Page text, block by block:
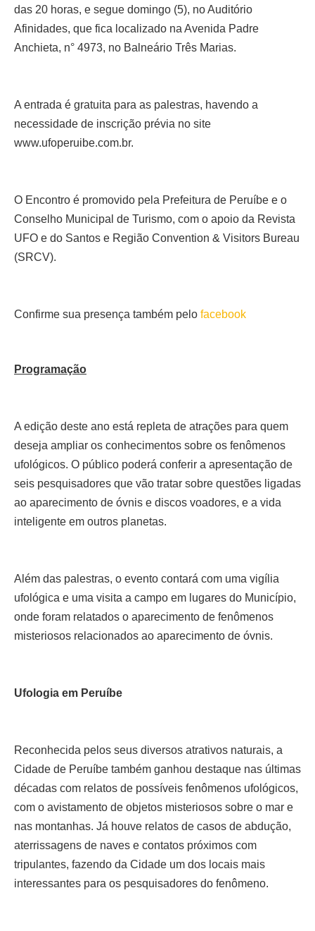
das 20 horas, e segue domingo (5), no Auditório
Afinidades, que fica localizado na Avenida Padre
Anchieta, n° 4973, no Balneário Três Marias.
A entrada é gratuita para as palestras, havendo a
necessidade de inscrição prévia no site
www.ufoperuibe.com.br.
O Encontro é promovido pela Prefeitura de Peruíbe e o
Conselho Municipal de Turismo, com o apoio da Revista
UFO e do Santos e Região Convention & Visitors Bureau
(SRCV).
Confirme sua presença também pelo facebook
Programação
A edição deste ano está repleta de atrações para quem
deseja ampliar os conhecimentos sobre os fenômenos
ufológicos. O público poderá conferir a apresentação de
seis pesquisadores que vão tratar sobre questões ligadas
ao aparecimento de óvnis e discos voadores, e a vida
inteligente em outros planetas.
Além das palestras, o evento contará com uma vigília
ufológica e uma visita a campo em lugares do Município,
onde foram relatados o aparecimento de fenômenos
misteriosos relacionados ao aparecimento de óvnis.
Ufologia em Peruíbe
Reconhecida pelos seus diversos atrativos naturais, a
Cidade de Peruíbe também ganhou destaque nas últimas
décadas com relatos de possíveis fenômenos ufológicos,
com o avistamento de objetos misteriosos sobre o mar e
nas montanhas. Já houve relatos de casos de abdução,
aterrissagens de naves e contatos próximos com
tripulantes, fazendo da Cidade um dos locais mais
interessantes para os pesquisadores do fenômeno.